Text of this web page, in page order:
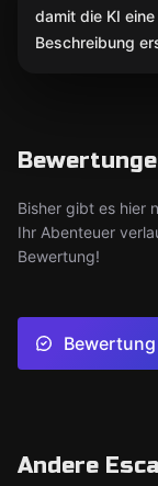
damit die KI
Beschreibung
Bisher gibt es hier
Ihr Abenteuer
Bewertung!
Andere